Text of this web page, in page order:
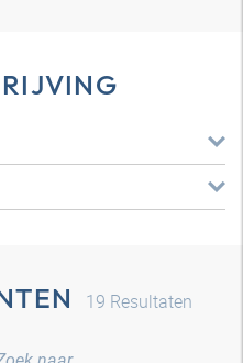
19 Resultaten